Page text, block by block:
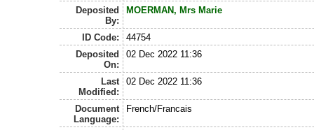
Deposited
By:
MOERMAN, Mrs Marie
ID Code:
44754
Deposited
On:
02 Dec 2022 11:36
Last
Modified:
02 Dec 2022 11:36
Document
Language:
French/Francais